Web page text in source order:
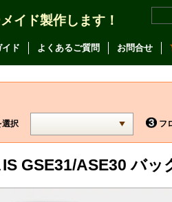
イド製作します！
イド よくあるご質問 お問合せ
選択 フ
GSE31/ASE30 バッ